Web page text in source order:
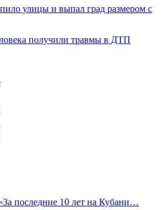
улицы и выпал град размером с
получили травмы в ДТП
последние 10 лет на Кубани…